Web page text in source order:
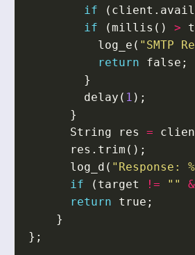
if
( client .
if
(millis () >
log_e ( "SMTP
return
false ;
}
delay ( 1 );
}
String
res =
res . trim ();
log_d ( "Response:
if
( target != ""
return
true ;
}
};